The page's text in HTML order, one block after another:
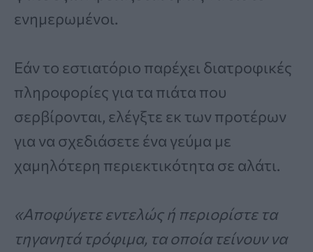
ενημερωμένοι.
Εάν το εστιατόριο παρέχει διατροφικές
πληροφορίες για τα πιάτα που
σερβίρονται, ελέγξτε εκ των προτέρων
για να σχεδιάσετε ένα γεύμα με
χαμηλότερη περιεκτικότητα σε αλάτι.
«Αποφύγετε εντελώς ή περιορίστε τα
τηγανητά τρόφιμα, τα οποία τείνουν να